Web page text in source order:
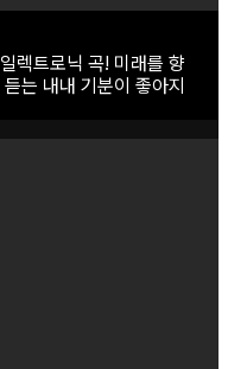
일렉트로닉 곡! 미래를 향
듣는 내내 기분이 좋아지